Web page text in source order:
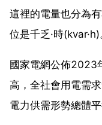
這裡的電量也分為
位是千乏·時(kvar·h)
國家電網公佈2023
高，全社會用電需
電力供需形勢總體